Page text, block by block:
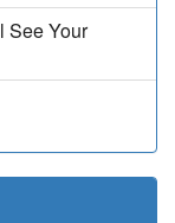
See Your